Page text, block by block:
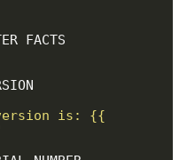
is: {{